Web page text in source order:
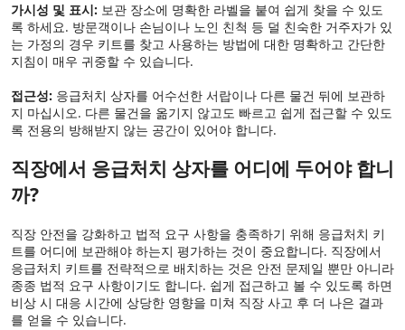
가시성 및 표시: 보관 장소에 명확한 라벨을 붙여 쉽게 찾을 수 있도
록 하세요. 방문객이나 손님이나 노인 친척 등 덜 친숙한 거주자가 있
는 가정의 경우 키트를 찾고 사용하는 방법에 대한 명확하고 간단한
지침이 매우 귀중할 수 있습니다.
접근성: 응급처치 상자를 어수선한 서랍이나 다른 물건 뒤에 보관하
지 마십시오. 다른 물건을 옮기지 않고도 빠르고 쉽게 접근할 수 있도
록 전용의 방해받지 않는 공간이 있어야 합니다.
직장에서 응급처치 상자를 어디에 두어야 합니
까?
직장 안전을 강화하고 법적 요구 사항을 충족하기 위해 응급처치 키
트를 어디에 보관해야 하는지 평가하는 것이 중요합니다. 직장에서
응급처치 키트를 전략적으로 배치하는 것은 안전 문제일 뿐만 아니라
종종 법적 요구 사항이기도 합니다. 쉽게 접근하고 볼 수 있도록 하면
비상 시 대응 시간에 상당한 영향을 미쳐 직장 사고 후 더 나은 결과
를 얻을 수 있습니다.